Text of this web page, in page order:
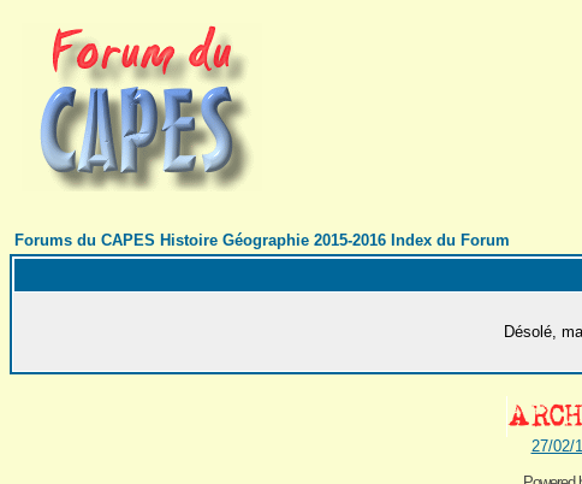
Forums du CAPES Histoire Géographie 2015-2016 Index du Forum
Désolé,
27/02/